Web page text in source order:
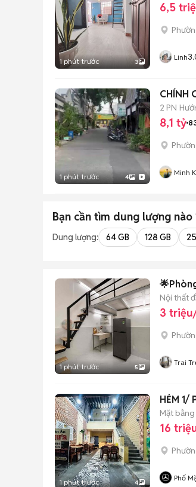
1 phút trước 3
6,5
Linh
1 phút trước 4
2 PN
8,1 tỷ
Minh
Bạn cần tìm dung lượng nào
Dung lượng: 64 GB 128 GB
1 phút trước 5
Nội thất
3
Trai
1 phút trước 4
HẺM 1/
Mặt
16
Phố